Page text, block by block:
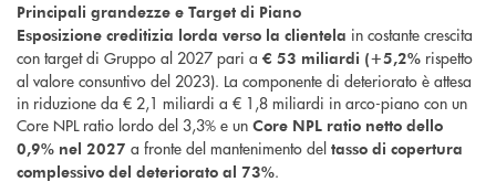
Principali grandezze e Target di Piano
Esposizione creditizia lorda verso la clientela in costante crescita
con target di Gruppo al 2027 pari a € 53 miliardi (+5,2% rispetto
al valore consuntivo del 2023). La componente di deteriorato è attesa
in riduzione da € 2,1 miliardi a € 1,8 miliardi in arco-piano con un
Core NPL ratio lordo del 3,3% e un Core NPL ratio netto dello
0,9% nel 2027 a fronte del mantenimento del tasso di copertura
complessivo del deteriorato al 73%.